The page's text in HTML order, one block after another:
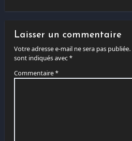
Laisser un commentaire
Votre adresse e-mail ne sera pas publiée.
sont indiqués avec*
Commentaire*